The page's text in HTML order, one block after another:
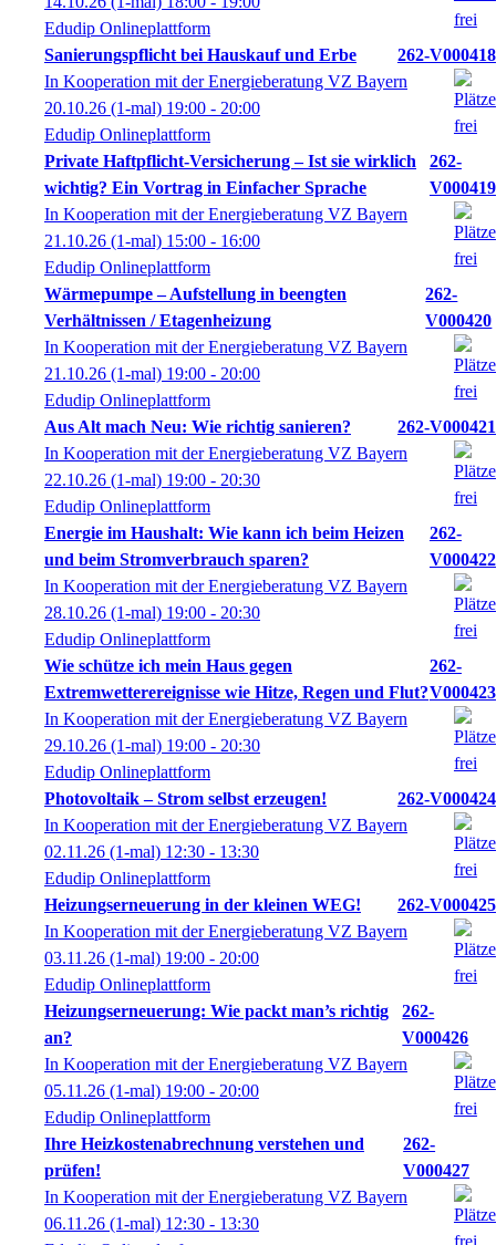
Edudip Onlineplattform
Sanierungspflicht bei Hauskauf und Erbe
262-V000418
In Kooperation mit der Energieberatung VZ Bayern
20.10.26 (1-mal) 19:00 - 20:00
Edudip Onlineplattform
Private Haftpflicht-Versicherung – Ist sie wirklich
wichtig? Ein Vortrag in Einfacher Sprache
262-
V000419
In Kooperation mit der Energieberatung VZ Bayern
21.10.26 (1-mal) 15:00 - 16:00
Edudip Onlineplattform
Wärmepumpe – Aufstellung in beengten
Verhältnissen / Etagenheizung
262-
V000420
In Kooperation mit der Energieberatung VZ Bayern
21.10.26 (1-mal) 19:00 - 20:00
Edudip Onlineplattform
Aus Alt mach Neu: Wie richtig sanieren?
262-V000421
In Kooperation mit der Energieberatung VZ Bayern
22.10.26 (1-mal) 19:00 - 20:30
Edudip Onlineplattform
Energie im Haushalt: Wie kann ich beim Heizen
und beim Stromverbrauch sparen?
262-
V000422
In Kooperation mit der Energieberatung VZ Bayern
28.10.26 (1-mal) 19:00 - 20:30
Edudip Onlineplattform
Wie schütze ich mein Haus gegen
Extremwetterereignisse wie Hitze, Regen und Flut?
262-
V000423
In Kooperation mit der Energieberatung VZ Bayern
29.10.26 (1-mal) 19:00 - 20:30
Edudip Onlineplattform
Photovoltaik – Strom selbst erzeugen!
262-V000424
In Kooperation mit der Energieberatung VZ Bayern
02.11.26 (1-mal) 12:30 - 13:30
Edudip Onlineplattform
Heizungserneuerung in der kleinen WEG!
262-V000425
In Kooperation mit der Energieberatung VZ Bayern
03.11.26 (1-mal) 19:00 - 20:00
Edudip Onlineplattform
Heizungserneuerung: Wie packt man’s richtig
an?
262-
V000426
In Kooperation mit der Energieberatung VZ Bayern
05.11.26 (1-mal) 19:00 - 20:00
Edudip Onlineplattform
Ihre Heizkostenabrechnung verstehen und
prüfen!
262-
V000427
In Kooperation mit der Energieberatung VZ Bayern
06.11.26 (1-mal) 12:30 - 13:30